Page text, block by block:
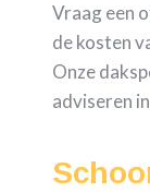
Vraag een
de kosten
Onze
adviseren